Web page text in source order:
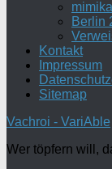
Berlin
Kontakt
Impressum
Sitemap
Vachroi - VariAble
Wer töpfern will,